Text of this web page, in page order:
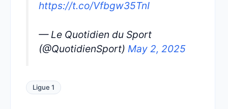
https://t.co/Vfbgw35TnI
— Le Quotidien du Sport
(@QuotidienSport) May 2, 2025
Ligue 1